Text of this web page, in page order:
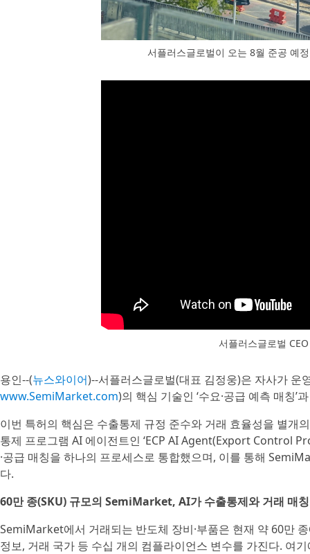
서플러스글로벌이 오는 8월 준공 예
서플러스글로벌
용인--(뉴스와이어)--서플러스글로벌(대표 김정웅)은 자사가
www.SemiMarket.com)의 핵심 기술인 ‘수요·공급 예측 매칭’
이번 특허의 핵심은 수출통제 규정 준수와 거래 효율성을 별개
통제 프로그램 AI 에이전트인 ‘ECP AI Agent(Export Control
·공급 매칭을 하나의 프로세스로 통합했으며, 이를 통해
다.
60만 종(SKU) 규모의 SemiMarket, AI가 수출통제와 거래 매
SemiMarket에서 거래되는 반도체 장비·부품은 현재 약 60만
정보, 거래 국가 등 수십 개의 컴플라이언스 변수를 가진다. 여